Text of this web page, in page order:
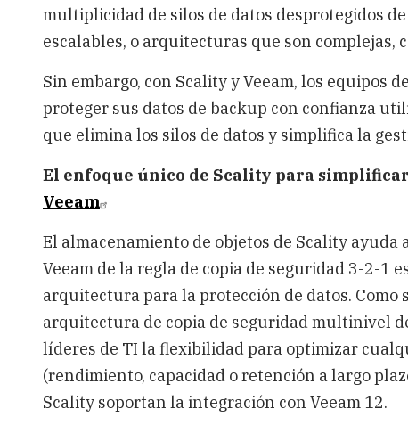
multiplicidad de silos de datos desprotegidos
escalables, o arquitecturas que son complejas,
Sin embargo, con Scality y Veeam, los equipos
proteger sus datos de backup con confianza
que elimina los silos de datos y simplifica la
El enfoque único de Scality para simplificar
Veeam
El almacenamiento de objetos de Scality
Veeam de la regla de copia de seguridad 3-2-1
arquitectura para la protección de datos. Como
arquitectura de copia de seguridad multinivel
líderes de TI la flexibilidad para optimizar
(rendimiento, capacidad o retención a largo
Scality soportan la integración con Veeam 12.